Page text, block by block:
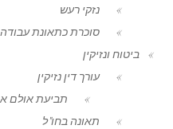
נזקי רעש
סוכרת כתאונת עבודה
ביטוח ונזיקין
עורך דין נזיקין
תביעת אולם
תאונה בחו"ל